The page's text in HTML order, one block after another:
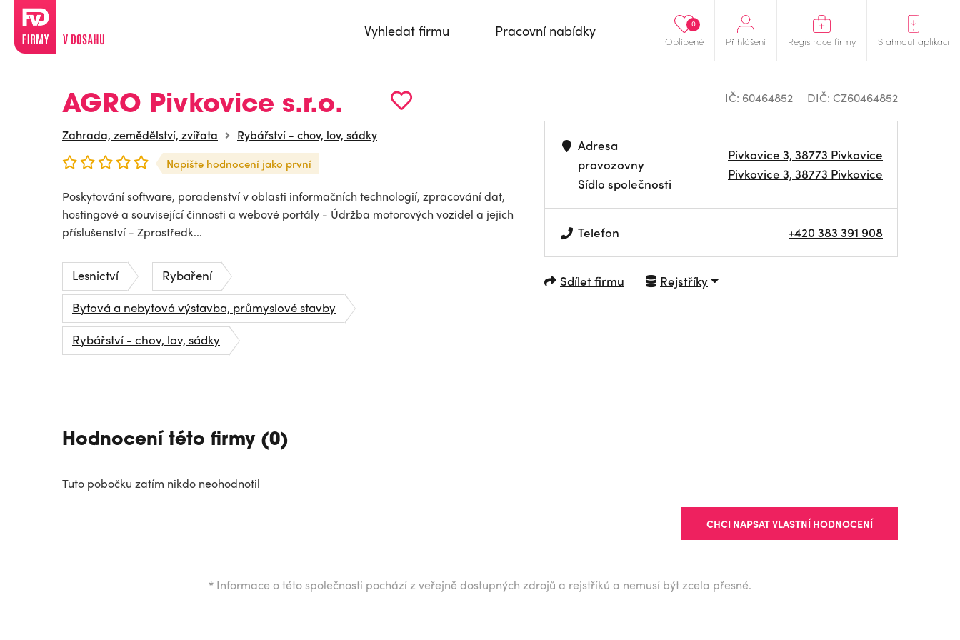
Oblíbené
0
Přihlášení Registrace firmy Stáhnout aplikaci
Vyhledat firmu Pracovní nabídky
AGRO Pivkovice s.r.o.
Zahrada, zemědělství, zvířata Rybářství - chov, lov, sádky
Napište hodnocení jako první
Poskytování software, poradenství v oblasti informačních technologií, zpracování dat,
hostingové a související činnosti a webové portály - Údržba motorových vozidel a jejich
příslušenství - Zprostředk...
Lesnictví
Rybaření
Bytová a nebytová výstavba, průmyslové stavby
Rybářství - chov, lov, sádky
IČ: 60464852 DIČ: CZ60464852
Adresa
provozovny
Sídlo společnosti
Pivkovice 3, 38773 Pivkovice
Pivkovice 3, 38773 Pivkovice
Telefon +420 383 391 908
Sdílet firmu Rejstříky
Hodnocení této firmy (0)
Tuto pobočku zatím nikdo neohodnotil
CHCI NAPSAT VLASTNÍ HODNOCENÍ
* Informace o této společnosti pochází z veřejně dostupných zdrojů a rejstříků a nemusí být zcela přesné.